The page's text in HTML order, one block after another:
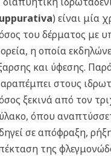
) είναι μία
του δέρματος με
η οποία
και ύφεσης.
στους
ξεκινά από τον
όπου
σε απόφραξη,
της